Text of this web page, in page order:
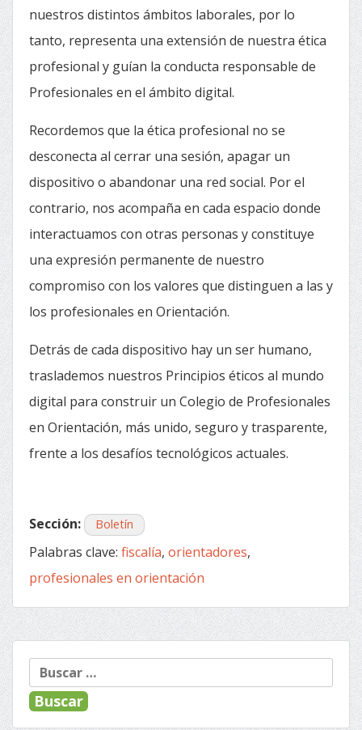
nuestros distintos ámbitos laborales, por lo
tanto, representa una extensión de nuestra ética
profesional y guían la conducta responsable de
Profesionales en el ámbito digital.
Recordemos que la ética profesional no se
desconecta al cerrar una sesión, apagar un
dispositivo o abandonar una red social. Por el
contrario, nos acompaña en cada espacio donde
interactuamos con otras personas y constituye
una expresión permanente de nuestro
compromiso con los valores que distinguen a las y
los profesionales en Orientación.
Detrás de cada dispositivo hay un ser humano,
traslademos nuestros Principios éticos al mundo
digital para construir un Colegio de Profesionales
en Orientación, más unido, seguro y trasparente,
frente a los desafíos tecnológicos actuales.
Sección: Boletín
Palabras clave: fiscalía, orientadores,
profesionales en orientación
Navegación
de